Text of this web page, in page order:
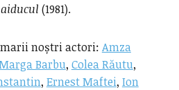
(1981).
noștri actori: Amza
Barbu, Colea Răutu,
, Ernest Maftei, Ion